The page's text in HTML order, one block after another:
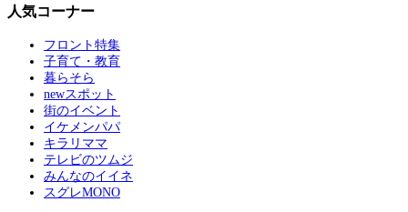
人気コーナー
フロント特集
子育て・教育
暮らそら
newスポット
街のイベント
イケメンパパ
キラリママ
テレビのツムジ
みんなのイイネ
スグレMONO